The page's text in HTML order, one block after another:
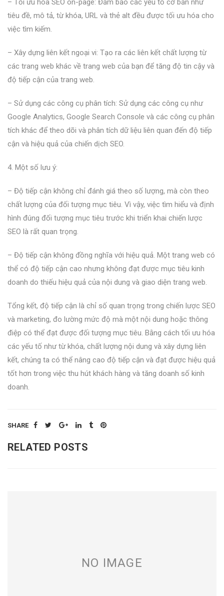
tiêu đề, mô tả, từ khóa, URL và thẻ alt đều được tối ưu hóa cho
việc tìm kiếm.
– Xây dựng liên kết ngoại vi: Tạo ra các liên kết chất lượng từ
các trang web khác về trang web của bạn để tăng độ tin cậy và
độ tiếp cận của trang web.
– Sử dụng các công cụ phân tích: Sử dụng các công cụ như
Google Analytics, Google Search Console và các công cụ phân
tích khác để theo dõi và phân tích dữ liệu liên quan đến độ tiếp
cận và hiệu quả của chiến dịch SEO.
4. Một số lưu ý:
– Độ tiếp cận không chỉ đánh giá theo số lượng, mà còn theo
chất lượng của đối tượng mục tiêu. Vì vậy, việc tìm hiểu và định
hình đúng đối tượng mục tiêu trước khi triển khai chiến lược
SEO là rất quan trọng.
– Độ tiếp cận không đồng nghĩa với hiệu quả. Một trang web có
thể có độ tiếp cận cao nhưng không đạt được mục tiêu kinh
doanh do thiếu hiệu quả của nội dung và giao diện trang web.
Tổng kết, độ tiếp cận là chỉ số quan trọng trong chiến lược SEO
và marketing, đo lường mức độ mà một nội dung hoặc thông
điệp có thể đạt được đối tượng mục tiêu. Bằng cách tối ưu hóa
các yếu tố như từ khóa, chất lượng nội dung và xây dựng liên
kết, chúng ta có thể nâng cao độ tiếp cận và đạt được hiệu quả
tốt hơn trong việc thu hút khách hàng và tăng doanh số kinh
doanh.
SHARE
RELATED POSTS
NO IMAGE